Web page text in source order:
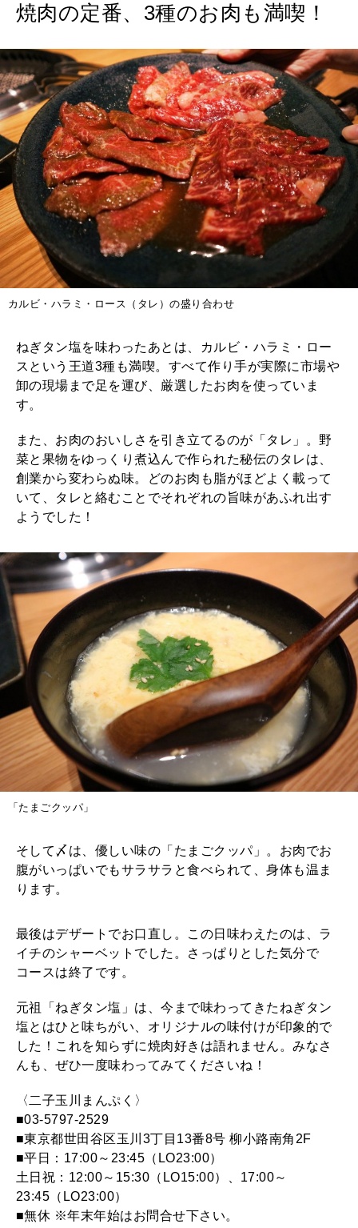
焼肉の定番、3種のお肉も満喫！
カルビ・ハラミ・ロース（タレ）の盛り合わせ
ねぎタン塩を味わったあとは、カルビ・ハラミ・ロー
スという王道3種も満喫。すべて作り手が実際に市場や
卸の現場まで足を運び、厳選したお肉を使っていま
す。
また、お肉のおいしさを引き立てるのが「タレ」。野
菜と果物をゆっくり煮込んで作られた秘伝のタレは、
創業から変わらぬ味。どのお肉も脂がほどよく載って
いて、タレと絡むことでそれぞれの旨味があふれ出す
ようでした！
「たまごクッパ」
そして〆は、優しい味の「たまごクッパ」。お肉でお
腹がいっぱいでもサラサラと食べられて、身体も温ま
ります。
最後はデザートでお口直し。この日味わえたのは、ラ
イチのシャーベットでした。さっぱりとした気分で
コースは終了です。
元祖「ねぎタン塩」は、今まで味わってきたねぎタン
塩とはひと味ちがい、オリジナルの味付けが印象的で
した！これを知らずに焼肉好きは語れません。みなさ
んも、ぜひ一度味わってみてくださいね！
〈二子玉川まんぷく〉
■03-5797-2529
■東京都世田谷区玉川3丁目13番8号 柳小路南角2F
■平日：17:00～23:45（LO23:00）
土日祝：12:00～15:30（LO15:00）、17:00～
23:45（LO23:00）
■無休 ※年末年始はお問合せ下さい。